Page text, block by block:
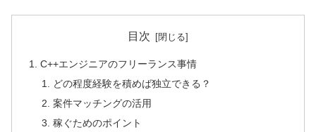
目次
C++エンジニアのフリーランス事情
どの程度経験を積めば独立できる？
案件マッチングの活用
稼ぐためのポイント